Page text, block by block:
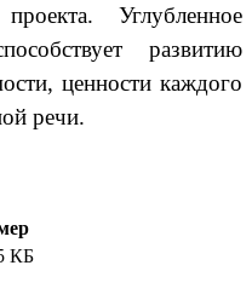
Углубленное
развитию
ценности каждого
речи.
КБ